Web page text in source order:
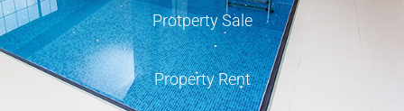
Protperty Sale
Property Rent